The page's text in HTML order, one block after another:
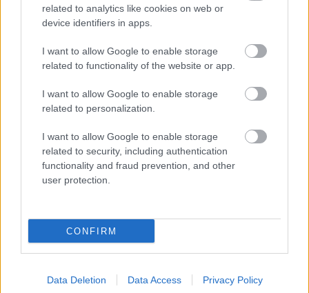
related to analytics like cookies on web or
device identifiers in apps.
I want to allow Google to enable storage
related to functionality of the website or app.
I want to allow Google to enable storage
related to personalization.
I want to allow Google to enable storage
related to security, including authentication
functionality and fraud prevention, and other
user protection.
CONFIRM
Data Deletion Data Access Privacy Policy
Babaszafari Bababolt - új üzlet megnyitó
Itt a nyár!
Pár vizsgálaton ismét túl vagyunk :-)
Az ultrahangos vizsgálaton először fel